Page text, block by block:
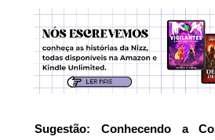
Sugestão: Conhecendo a